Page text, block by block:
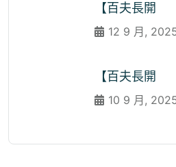
【百夫長開
12 9 月,
【百夫長開
10 9 月,